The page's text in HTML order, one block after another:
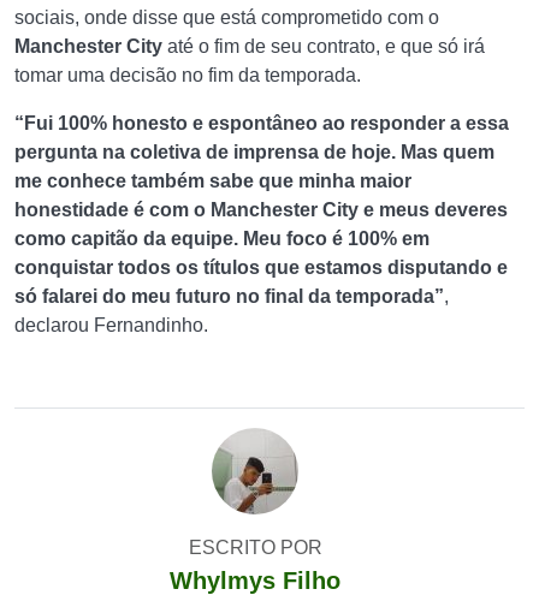
sociais, onde disse que está comprometido com o
Manchester City até o fim de seu contrato, e que só irá
tomar uma decisão no fim da temporada.
“Fui 100% honesto e espontâneo ao responder a essa
pergunta na coletiva de imprensa de hoje. Mas quem
me conhece também sabe que minha maior
honestidade é com o Manchester City e meus deveres
como capitão da equipe. Meu foco é 100% em
conquistar todos os títulos que estamos disputando e
só falarei do meu futuro no final da temporada”,
declarou Fernandinho.
ESCRITO POR
Whylmys Filho